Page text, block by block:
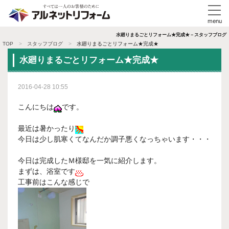
水廻りまるごとリフォーム★完成★－スタッフブログ
TOP スタッフブログ 水廻りまるごとリフォーム★完成★
水廻りまるごとリフォーム★完成★
2016-04-28 10:55
こんにちは です。
最近は暑かったり
今日は少し肌寒くてなんだか調子悪くなっちゃいます・・・
今日は完成したＭ様邸を一気に紹介します。
まずは、浴室です
工事前はこんな感じで